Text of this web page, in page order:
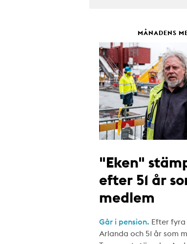
MÅNADENS
"Eken"
efter 51 år
medlem
Går i pension. Efter
Arlanda och 51 år som